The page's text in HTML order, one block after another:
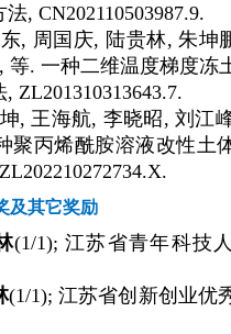
法, CN202110503987.9.
, 周国庆, 陆贵林,朱坤
等.一种二维温度梯度冻
, ZL201310313643.7.
,王海航, 李晓昭, 刘江
聚丙烯酰胺溶液改性土
及其它奖励
(1/1);江苏省青年科技
(1/1);江苏省创新创业优